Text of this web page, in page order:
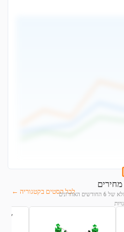
מחירים
התחבר כדי לצפות בגרף מחירים מלא של 6 החודשים האחרוניםלכל הסטים בקטגוריה ←